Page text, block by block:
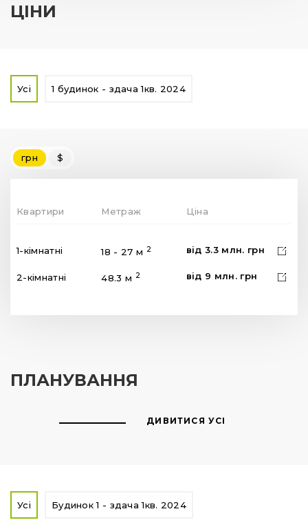
ЦІНИ
Усі 1 будинок - здача 1кв. 2024
грн $
Квартири Метраж Ціна
1-кімнатні 18 - 27 м 2 від 3.3 млн. грн
2-кімнатні 48.3 м 2 від 9 млн. грн
ПЛАНУВАННЯ
ДИВИТИСЯ УСІ
Усі Будинок 1 - здача 1кв. 2024